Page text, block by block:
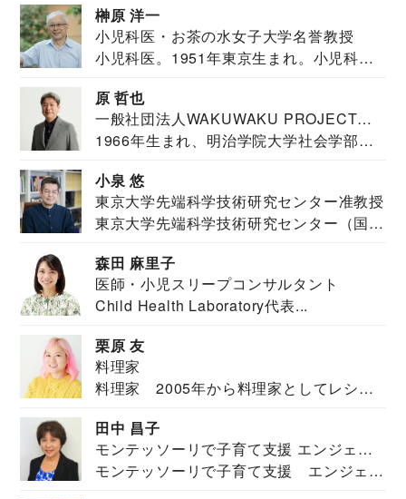
榊原 洋一
小児科医・お茶の水女子大学名誉教授
小児科医。1951年東京生まれ。小児科
原 哲也
一般社団法人WAKUWAKU PROJECT
JAPAN代表・言語聴覚士・社会福祉士
1966年生まれ、明治学院大学社会学部福
小泉 悠
東京大学先端科学技術研究センター准教授
東京大学先端科学技術研究センター（国際
森田 麻里子
医師・小児スリープコンサルタント
Child Health Laboratory代表...
栗原 友
料理家
料理家 2005年から料理家としてレシピ
田中 昌子
モンテッソーリで子育て支援 エンジェル
ズハウス研究所所長
モンテッソーリで子育て支援 エンジェル